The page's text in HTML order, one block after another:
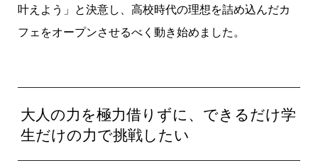
叶えよう」と決意し、高校時代の理想を詰め込んだカ
フェをオープンさせるべく動き始めました。
大人の力を極力借りずに、できるだけ学
生だけの力で挑戦したい